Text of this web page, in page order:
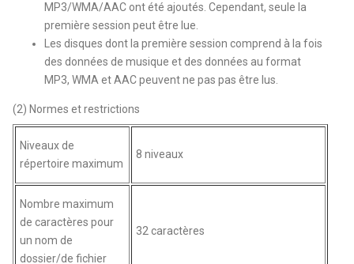
MP3/WMA/AAC ont été ajoutés. Cependant, seule la
première session peut être lue.
Les disques dont la première session comprend à la fois
des données de musique et des données au format
MP3, WMA et AAC peuvent ne pas pas être lus.
(2) Normes et restrictions
Niveaux de
répertoire maximum
8 niveaux
Nombre maximum
de caractères pour
un nom de
dossier/de fichier
32 caractères